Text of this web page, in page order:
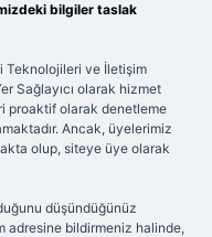
bilgiler taslak
Teknolojileri ve İletişim
Sağlayıcı olarak hizmet
proaktif olarak denetleme
Ancak, üyelerimiz
olup, siteye üye olarak
düşündüğünüz
adresine bildirmeniz halinde,